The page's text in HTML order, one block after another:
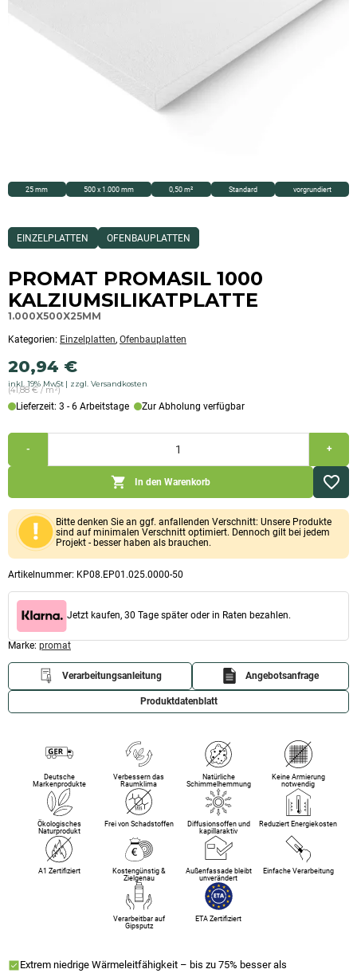
25 mm 500 x 1.000 mm 0,50 m² Standard vorgrundiert
Dieses
Produkt
als:
Einzelplatten,Ofenbauplatten
EINZELPLATTEN OFENBAUPLATTEN
PROMAT PROMASIL 1000
KALZIUMSILIKATPLATTE
1.000X500X25MM
Artikelnummer: KP08.EP01.025.0000-50
Kategorien: Einzelplatten, Ofenbauplatten
20,94 €
inkl. 19% MwSt zzgl. Versandkosten
(41,88 € / m²)
Extrem niedrige Wärmeleitfähigkeit – bis zu 75% besser als
-
1000
Kalziumsilikatplatte
(1.000x500x25mm)
Menge
+
In den Warenkorb
Bitte denken Sie an ggf. anfallenden Verschnitt: Unsere Produkte
sind auf minimalen Verschnitt optimiert. Dennoch gilt bei jedem
Projekt - besser haben als brauchen.
Jetzt kaufen, 30 Tage später oder in Raten bezahlen.
Marke: promat
Deutsche
Markenprodukte
Verbessern das
Raumklima
Natürliche
Schimmelhemmung
Keine Armierung
notwendig
Ökologisches
Naturprodukt
Frei von Schadstoffen
Diffusionsoffen und
kapillaraktiv
Reduziert Energiekosten
A1 Zertifiziert
Kostengünstig &
Zielgenau
Außenfassade bleibt
unverändert
Einfache Verarbeitung
Verarbeitbar auf
Gipsputz
ETA Zertifiziert
Lieferzeit: 3 - 6 Arbeitstage Zur Abholung verfügbar
Verarbeitungsanleitung Angebotsanfrage
Produktdatenblatt